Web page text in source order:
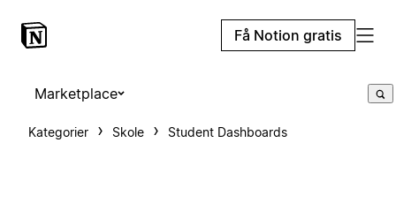
Få Notion gratis
Marketplace
Kategorier Skole Student Dashboards